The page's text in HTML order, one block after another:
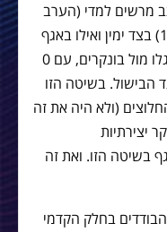
מרשים למדי (הערב
בצד ימין ואילו באגף
מולבונקרים, עם
הבישול. בשיטה הזו
(ולא היה אתזה
יצירתיות
בשיטה הזו. ואתזה
הבודדים בחלק הקדמי